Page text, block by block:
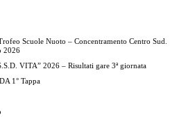
Scuole Nuoto – Concentramento Centro Sud.
2026
VITA” 2026 – Risultati gare 3ª giornata
1° Tappa